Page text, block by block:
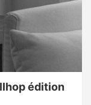
édition